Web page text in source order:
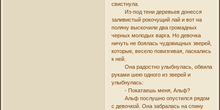
свистнула.
Из-под тени деревьев донесся
заливистый рокочущий лай и вот на
поляну выскочили два громадных
черных молодых варга. Но девочка
ничуть не боялась чудовищных зверей,
которые, весело повизгивая, ласкались
к ней.
Она радостно улыбнулась, обвила
руками шею одного из зверей и
улыбнулась:
- Покатаешь меня, Альф?
Альф послушно опустился рядом
с девочкой. Она забралась на спину